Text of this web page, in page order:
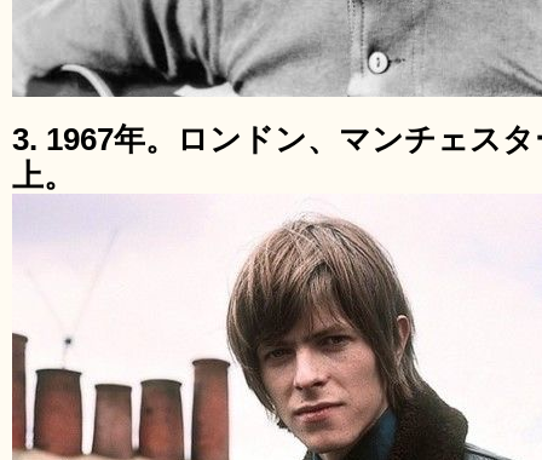
3. 1967年。ロンドン、マンチェス
上。